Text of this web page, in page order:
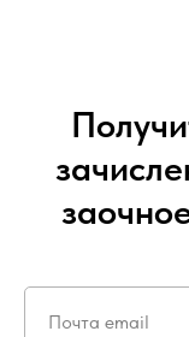
Почта email